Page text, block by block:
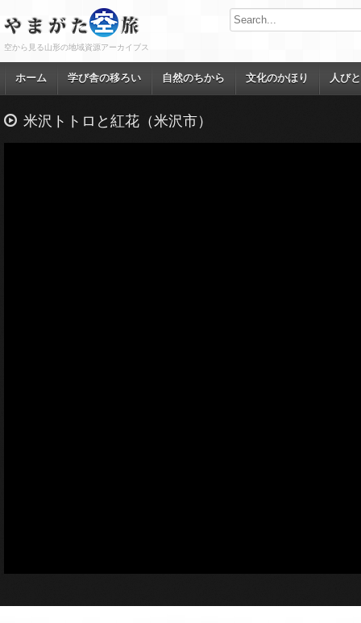
空から見る山形の地域資源アーカイブス
ホーム 学び舎の移ろい 自然のちから 文化のかほり 人び
米沢トトロと紅花（米沢市）